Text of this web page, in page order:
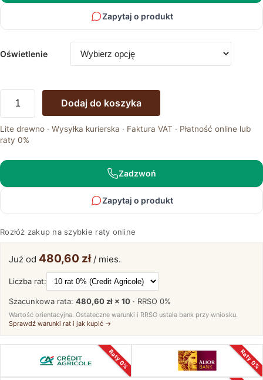
Zapytaj o produkt
Oświetlenie
Witryna
Prawostronna
z
Naturalnego
Drewna
Typ
Dodaj do koszyka
Lite drewno · Wysyłka kurierska · Faktura VAT · Płatność online lub
raty 0%
Zadzwoń
Zapytaj o produkt
Rozłóż zakup na szybkie raty online
Już od 480,60 zł/ mies.
Liczba rat:
Szacunkowa rata: 480,60 zł × 10 · RRSO 0%
Wartość orientacyjna. Ostateczne warunki i RRSO ustala bank przy wniosku.
Sprawdź warunki rat i jak kupić →
Raty 0%
Raty 0%